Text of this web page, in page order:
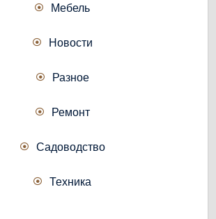
Мебель
Новости
Разное
Ремонт
Садоводство
Техника